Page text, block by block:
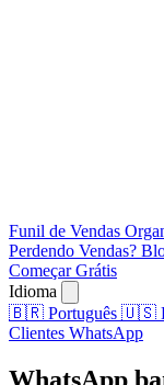
Funil de Vendas
Perdendo Vendas?
Começar Grátis
Idioma
🇧🇷 Português 🇺🇸
Clientes WhatsApp